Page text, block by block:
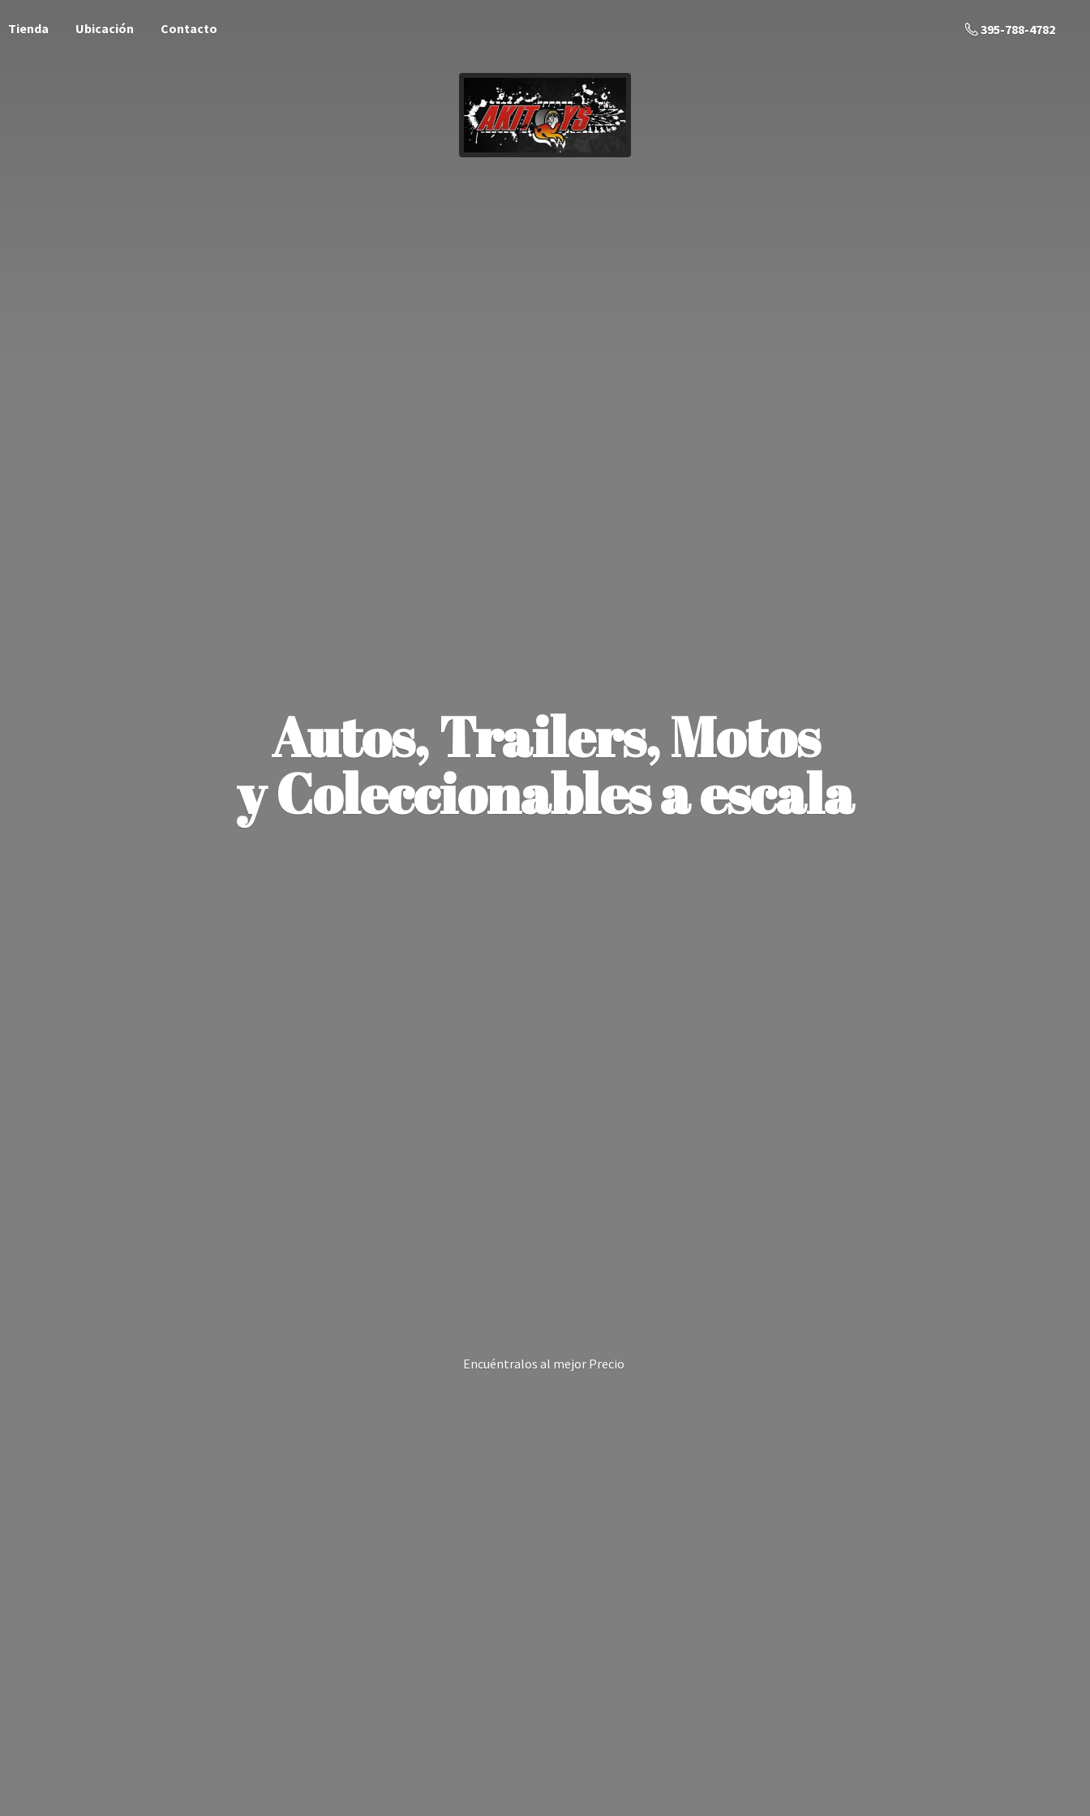
Tienda Ubicación Contacto 395-788-4782
Autos, Trailers, Motos
y Coleccionablesa escala
Encuéntralos al mejor Precio